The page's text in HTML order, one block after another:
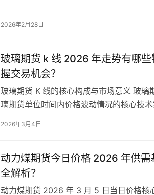
把握2026年期货投资行情的核心特征、驱
2026年2月28日
玻璃期货 k 线 2026 年走势有哪
握交易机会？
玻璃期货 K 线的核心构成与市场意义 玻璃
璃期货单位时间内价格波动情况的核心技
参与者判断价格走势、制定交易决策的核
弈，…
2026年3月4日
动力煤期货今日价格 2026 年供
全解析？
动力煤期货 2026 年 3 月 5 日当日价格